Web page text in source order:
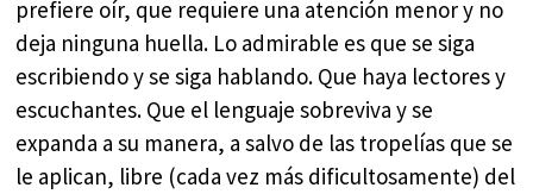
prefiere oír, que requiere una atención menor y no
deja ninguna huella. Lo admirable es que se siga
escribiendo y se siga hablando. Que haya lectores y
escuchantes. Que el lenguaje sobreviva y se
expanda a su manera, a salvo de las tropelías que se
le aplican, libre (cada vez más dificultosamente) del